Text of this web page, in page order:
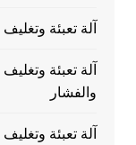
آلة تعبئة
آلة تعبئة
والفشار
آلة تعبئة